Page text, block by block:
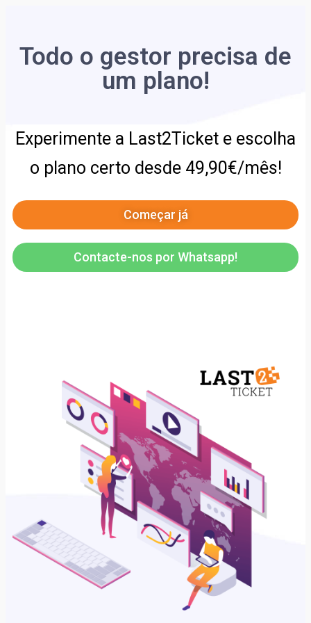
Todo o gestor precisa de
um plano!
Experimente a Last2Ticket e escolha
o plano certo desde 49,90€/mês!
Começar já
Contacte-nos por Whatsapp!